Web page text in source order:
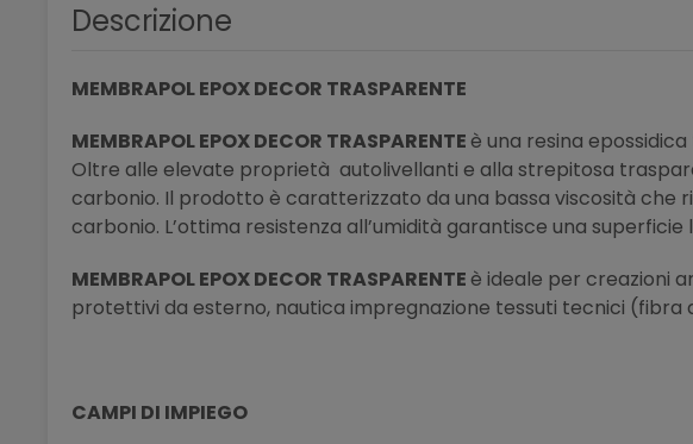
Descrizione
MEMBRAPOL EPOX DECOR TRASPARENTE
MEMBRAPOL EPOX DECOR TRASPARENTEè una resina
Oltre alle elevate proprietà autolivellanti e alla strepitosa
carbonio. Il prodotto è caratterizzato da una bassa viscosità che
carbonio. L’ottima resistenza all’umidità garantisce una
MEMBRAPOL EPOX DECOR TRASPARENTEè ideale per creazioni
protettivi da esterno, nautica impregnazione tessuti tecnici (fibra
CAMPI DI IMPIEGO